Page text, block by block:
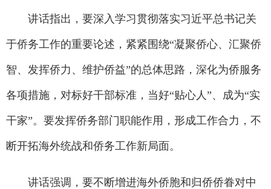
讲话指出，要深入学习贯彻落实习近平总书记关
于侨务工作的重要论述，紧紧围绕“凝聚侨心、汇聚侨
智、发挥侨力、维护侨益”的总体思路，深化为侨服务
各项措施，对标好干部标准，当好“贴心人”、成为“实
干家”。要发挥侨务部门职能作用，形成工作合力，不
断开拓海外统战和侨务工作新局面。
讲话强调，要不断增进海外侨胞和归侨侨眷对中